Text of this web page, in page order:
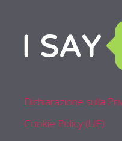
Dichiarazione sulla
Cookie Policy (UE)